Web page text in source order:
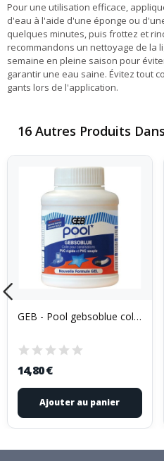
Pour une utilisation efficace,
d'eau à l'aide d'une éponge ou
quelques minutes, puis frottez et
recommandons un nettoyage de la
semaine en pleine saison pour
garantir une eau saine. Évitez tout
gants lors de l'application.
16 Autres Produits
GEB - Pool gebsoblue colle canalisation pvc pot...
14,80 €
Ajouter au panier